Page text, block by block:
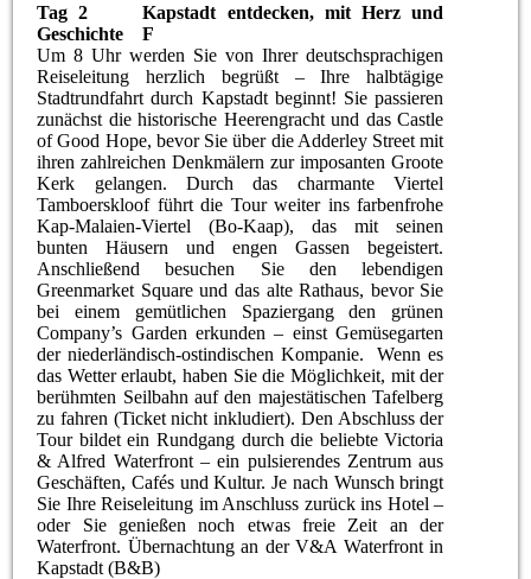
Tag 2 Kapstadt entdecken, mit Herz und
Geschichte F
Um 8 Uhr werden Sie von Ihrer deutschsprachigen
Reiseleitung herzlich begrüßt – Ihre halbtägige
Stadtrundfahrt durch Kapstadt beginnt! Sie passieren
zunächst die historische Heerengracht und das Castle
of Good Hope, bevor Sie über die Adderley Street mit
ihren zahlreichen Denkmälern zur imposanten Groote
Kerk gelangen. Durch das charmante Viertel
Tamboerskloof führt die Tour weiter ins farbenfrohe
Kap-Malaien-Viertel (Bo-Kaap), das mit seinen
bunten Häusern und engen Gassen begeistert.
Anschließend besuchen Sie den lebendigen
Greenmarket Square und das alte Rathaus, bevor Sie
bei einem gemütlichen Spaziergang den grünen
Company’s Garden erkunden – einst Gemüsegarten
der niederländisch-ostindischen Kompanie. Wenn es
das Wetter erlaubt, haben Sie die Möglichkeit, mit der
berühmten Seilbahn auf den majestätischen Tafelberg
zu fahren (Ticket nicht inkludiert). Den Abschluss der
Tour bildet ein Rundgang durch die beliebte Victoria
& Alfred Waterfront – ein pulsierendes Zentrum aus
Geschäften, Cafés und Kultur. Je nach Wunsch bringt
Sie Ihre Reiseleitung im Anschluss zurück ins Hotel –
oder Sie genießen noch etwas freie Zeit an der
Waterfront. Übernachtung an der V&A Waterfront in
Kapstadt (B&B)